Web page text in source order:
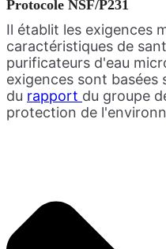
Protocole NSF/P231
Il établit les exigences
caractéristiques de
purificateurs d'eau
exigences sont basées
du rapport du groupe
protection de